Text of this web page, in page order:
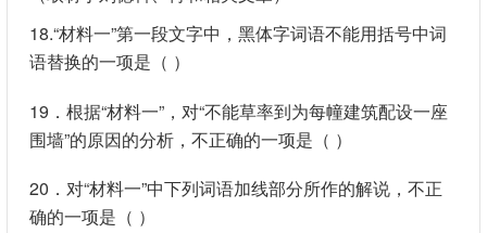
18.“材料一”第一段文字中，黑体字词语不能用括号中词
语替换的一项是（ ）
19．根据“材料一”，对“不能草率到为每幢建筑配设一座
围墙”的原因的分析，不正确的一项是（ ）
20．对“材料一”中下列词语加线部分所作的解说，不正
确的一项是（ ）